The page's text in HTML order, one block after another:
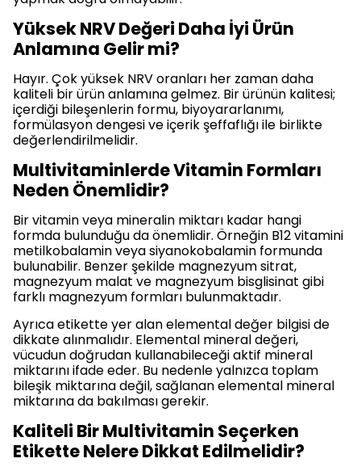
Yüksek NRV Değeri Daha İyi Ürün
Anlamına Gelir mi?
Hayır. Çok yüksek NRV oranları her zaman daha
kaliteli bir ürün anlamına gelmez. Bir ürünün kalitesi;
içerdiği bileşenlerin formu, biyoyararlanımı,
formülasyon dengesi ve içerik şeffaflığı ile birlikte
değerlendirilmelidir.
Multivitaminlerde Vitamin Formları
Neden Önemlidir?
Bir vitamin veya mineralin miktarı kadar hangi
formda bulunduğu da önemlidir. Örneğin B12 vitamini
metilkobalamin veya siyanokobalamin formunda
bulunabilir. Benzer şekilde magnezyum sitrat,
magnezyum malat ve magnezyum bisglisinat gibi
farklı magnezyum formları bulunmaktadır.
Ayrıca etikette yer alan elemental değer bilgisi de
dikkate alınmalıdır. Elemental mineral değeri,
vücudun doğrudan kullanabileceği aktif mineral
miktarını ifade eder. Bu nedenle yalnızca toplam
bileşik miktarına değil, sağlanan elemental mineral
miktarına da bakılması gerekir.
Kaliteli Bir Multivitamin Seçerken
Etikette Nelere Dikkat Edilmelidir?